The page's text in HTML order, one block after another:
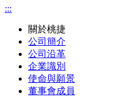
:::
關於桃捷
公司簡介
公司沿革
企業識別
使命與願景
董事會成員